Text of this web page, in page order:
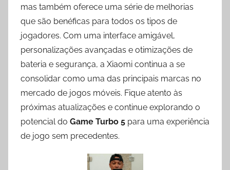
mas também oferece uma série de melhorias
que são benéficas para todos os tipos de
jogadores. Com uma interface amigável,
personalizações avançadas e otimizações de
bateria e segurança, a Xiaomi continua a se
consolidar como uma das principais marcas no
mercado de jogos móveis. Fique atento às
próximas atualizações e continue explorando o
potencial do Game Turbo 5 para uma experiência
de jogo sem precedentes.